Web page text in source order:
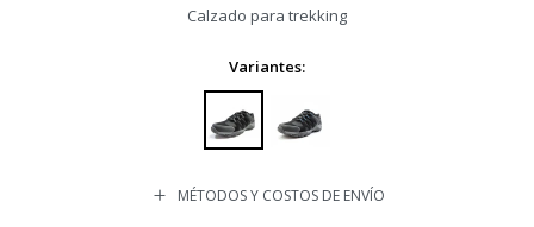
Calzado para trekking
Variantes:
MÉTODOS Y COSTOS DE ENVÍO